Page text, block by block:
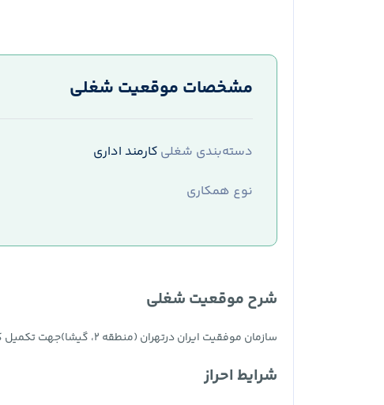
مشخصات موقعیت شغلی
دسته‌بندی شغلی کارمند اداری
نوع همکاری
شرح موقعیت شغلی
ساز‌مان موفقیت ایران درتهران (منطقه ۲، گیشا)جهت تکمیل کادر خود از متقاضیان ساکناستان تهراناستخدام می‌نماید
شرایط احراز